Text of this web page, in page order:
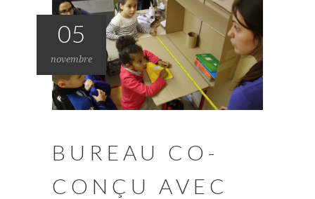
05
novembre
BUREAU CO-
CONÇU AVEC